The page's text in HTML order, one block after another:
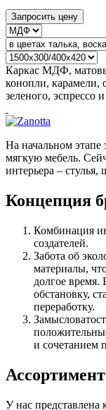
Запросить цену
Каркас МДФ,
конопли, карамели,
зеленого, эспрессо
На начальном этапе
мягкую мебель.
интерьера –
Концепция
Комбинация
создателей.
Забота об
материалы,
долгое время.
обстановку,
переработку.
и сочетанием
У нас представлена